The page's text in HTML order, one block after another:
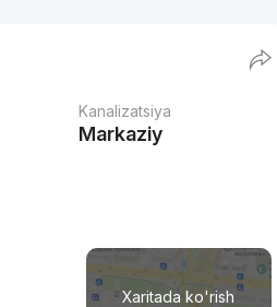
Kanalizatsiya
Markaziy
Xaritada ko'rish